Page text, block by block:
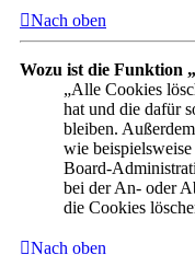
Nach oben
Wozu ist die Funktion
„Alle Cookies
hat und die dafür
bleiben.
wie
Board-
bei der An- oder
die Cookies
Nach oben